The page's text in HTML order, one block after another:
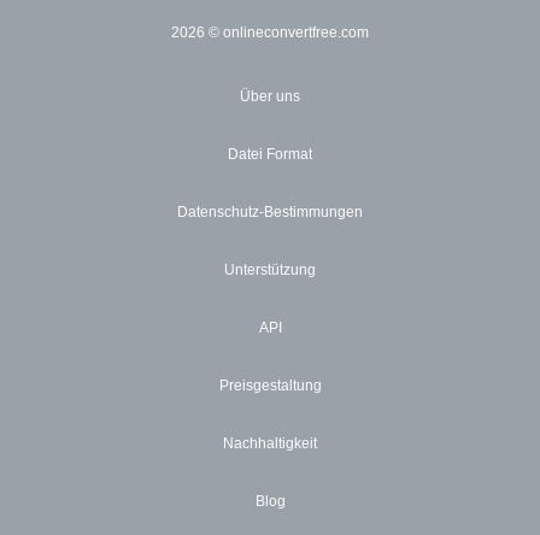
2026 © onlineconvertfree.com
Über uns
Datei Format
Datenschutz-Bestimmungen
Unterstützung
API
Preisgestaltung
Nachhaltigkeit
Blog